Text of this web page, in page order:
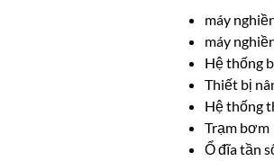
máy
máy
Hệ thống
Thiết bị
Hệ thống
Trạm bơm
Ổ đĩa tần